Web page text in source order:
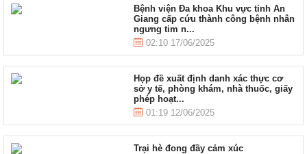
Bệnh viện Đa khoa Khu vực tỉnh An
Giang cấp cứu thành công bệnh nhân
ngưng tim n...
02:10 17/06/2025
Họp đề xuất định danh xác thực cơ
sở y tế, phòng khám, nhà thuốc, giấy
phép hoạt...
01:19 12/06/2025
Trại hè đong đầy cảm xúc